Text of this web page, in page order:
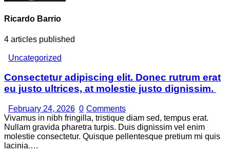
Ricardo Barrio
4 articles published
Uncategorized
Consectetur adipiscing elit. Donec rutrum erat
eu justo ultrices, at molestie justo dignissim.
February 24, 2026 0 Comments
Vivamus in nibh fringilla, tristique diam sed, tempus erat.
Nullam gravida pharetra turpis. Duis dignissim vel enim
molestie consectetur. Quisque pellentesque pretium mi quis
lacinia.…